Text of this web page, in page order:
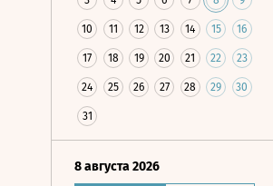
10 11 12 13 14 15 16
17 18 19 20 21 22 23
24 25 26 27 28 29 30
31
8 августа 2026